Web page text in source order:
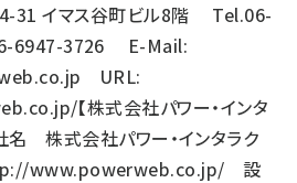
31 イマス谷町ビル8階 Tel.06-
6947-3726 E-Mail:
URL:
【株式会社パワー・インタ
会社名 株式会社パワー・インタラク
www.powerweb.co.jp/ 設